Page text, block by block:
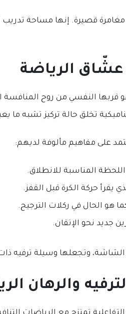
مغامرة قصيرة. إنها مساحة
الرياضة
قربها النفسي من روح المنافسة
تخلق حالة تركيز تشبه ما
على مفاهيم مألوفة لديهم:
المناسبة للانطلاق.
يقرأ حركة الكرة قبل القفز.
هو الحال في ركلات الترجيح.
جديد نحو الإتقان.
الشاشة، وتجعلها وسيلة ترفيه
والرهان